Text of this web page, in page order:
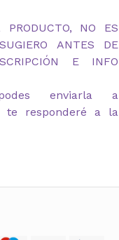
NO ES
ANTES DE
E INFO
enviarla a
te responderé a la